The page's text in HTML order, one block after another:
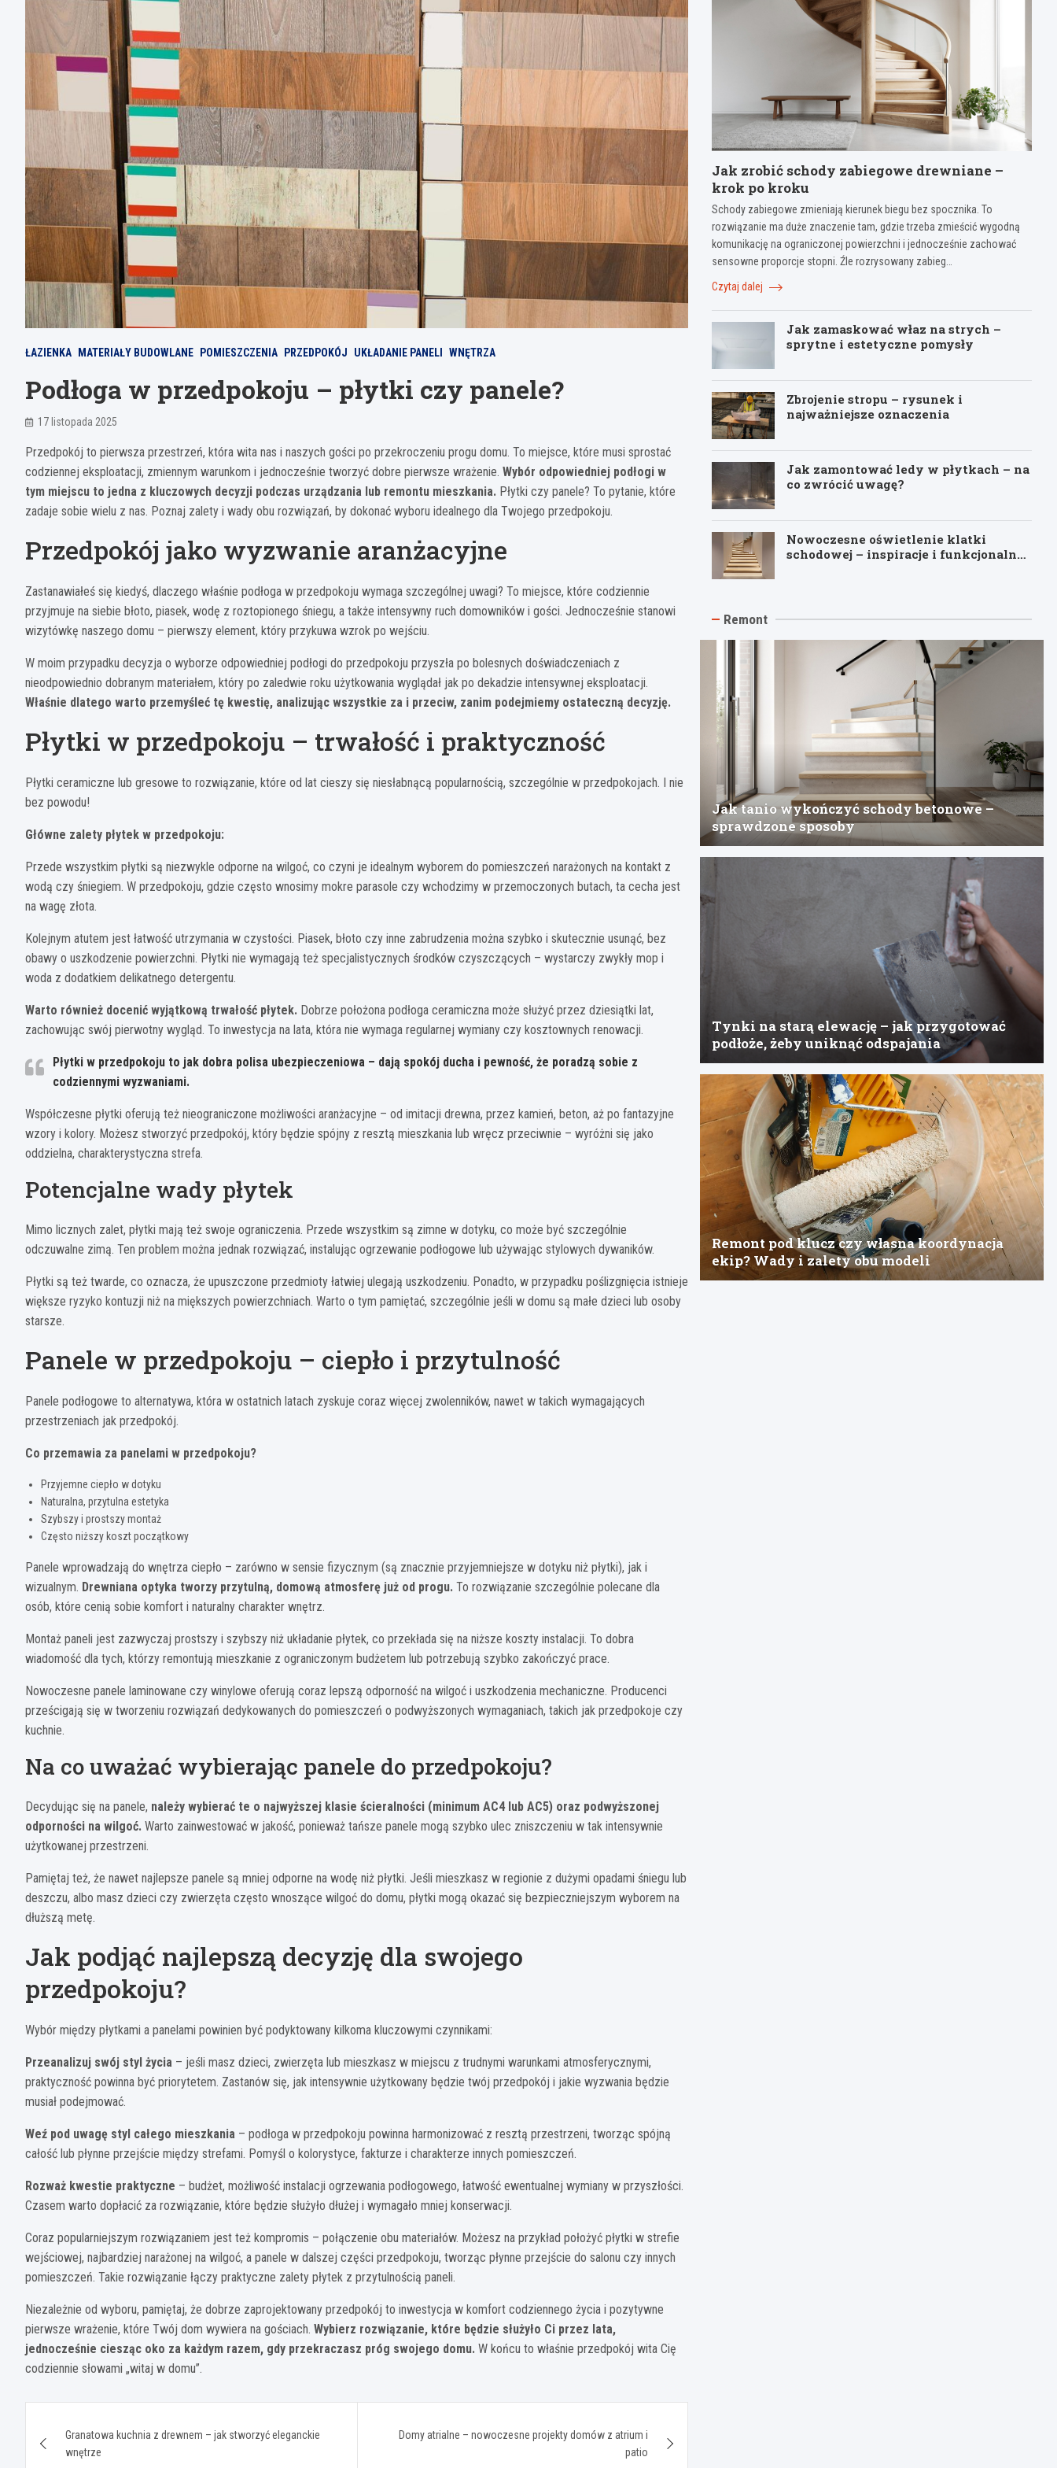
ŁAZIENKA MATERIAŁY BUDOWLANE POMIESZCZENIA PRZEDPOKÓJ UKŁADANIE PANELI WNĘTRZA
Podłoga w przedpokoju – płytki czy panele?
17 listopada 2025
Przedpokój to pierwsza przestrzeń, która wita nas i naszych gości po przekroczeniu progu domu. To miejsce, które musi sprostać
codziennej eksploatacji, zmiennym warunkom i jednocześnie tworzyć dobre pierwsze wrażenie. Wybór odpowiedniej podłogi w
tym miejscu to jedna z kluczowych decyzji podczas urządzania lub remontu mieszkania. Płytki czy panele? To pytanie, które
zadaje sobie wielu z nas. Poznaj zalety i wady obu rozwiązań, by dokonać wyboru idealnego dla Twojego przedpokoju.
Przedpokój jako wyzwanie aranżacyjne
Zastanawiałeś się kiedyś, dlaczego właśnie podłoga w przedpokoju wymaga szczególnej uwagi? To miejsce, które codziennie
przyjmuje na siebie błoto, piasek, wodę z roztopionego śniegu, a także intensywny ruch domowników i gości. Jednocześnie stanowi
wizytówkę naszego domu – pierwszy element, który przykuwa wzrok po wejściu.
W moim przypadku decyzja o wyborze odpowiedniej podłogi do przedpokoju przyszła po bolesnych doświadczeniach z
nieodpowiednio dobranym materiałem, który po zaledwie roku użytkowania wyglądał jak po dekadzie intensywnej eksploatacji.
Właśnie dlatego warto przemyśleć tę kwestię, analizując wszystkie za i przeciw, zanim podejmiemy ostateczną decyzję.
Płytki w przedpokoju – trwałość i praktyczność
Płytki ceramiczne lub gresowe to rozwiązanie, które od lat cieszy się niesłabnącą popularnością, szczególnie w przedpokojach. I nie
bez powodu!
Główne zalety płytek w przedpokoju:
Przede wszystkim płytki są niezwykle odporne na wilgoć, co czyni je idealnym wyborem do pomieszczeń narażonych na kontakt z
wodą czy śniegiem. W przedpokoju, gdzie często wnosimy mokre parasole czy wchodzimy w przemoczonych butach, ta cecha jest
na wagę złota.
Kolejnym atutem jest łatwość utrzymania w czystości. Piasek, błoto czy inne zabrudzenia można szybko i skutecznie usunąć, bez
obawy o uszkodzenie powierzchni. Płytki nie wymagają też specjalistycznych środków czyszczących – wystarczy zwykły mop i
woda z dodatkiem delikatnego detergentu.
Warto również docenić wyjątkową trwałość płytek. Dobrze położona podłoga ceramiczna może służyć przez dziesiątki lat,
zachowując swój pierwotny wygląd. To inwestycja na lata, która nie wymaga regularnej wymiany czy kosztownych renowacji.
Płytki w przedpokoju to jak dobra polisa ubezpieczeniowa – dają spokój ducha i pewność, że poradzą sobie z
codziennymi wyzwaniami.
Współczesne płytki oferują też nieograniczone możliwości aranżacyjne – od imitacji drewna, przez kamień, beton, aż po fantazyjne
wzory i kolory. Możesz stworzyć przedpokój, który będzie spójny z resztą mieszkania lub wręcz przeciwnie – wyróżni się jako
oddzielna, charakterystyczna strefa.
Potencjalne wady płytek
Mimo licznych zalet, płytki mają też swoje ograniczenia. Przede wszystkim są zimne w dotyku, co może być szczególnie
odczuwalne zimą. Ten problem można jednak rozwiązać, instalując ogrzewanie podłogowe lub używając stylowych dywaników.
Płytki są też twarde, co oznacza, że upuszczone przedmioty łatwiej ulegają uszkodzeniu. Ponadto, w przypadku poślizgnięcia istnieje
większe ryzyko kontuzji niż na miększych powierzchniach. Warto o tym pamiętać, szczególnie jeśli w domu są małe dzieci lub osoby
starsze.
Panele w przedpokoju – ciepło i przytulność
Panele podłogowe to alternatywa, która w ostatnich latach zyskuje coraz więcej zwolenników, nawet w takich wymagających
przestrzeniach jak przedpokój.
Co przemawia za panelami w przedpokoju?
Przyjemne ciepło w dotyku
Naturalna, przytulna estetyka
Szybszy i prostszy montaż
Często niższy koszt początkowy
Panele wprowadzają do wnętrza ciepło – zarówno w sensie fizycznym (są znacznie przyjemniejsze w dotyku niż płytki), jak i
wizualnym. Drewniana optyka tworzy przytulną, domową atmosferę już od progu. To rozwiązanie szczególnie polecane dla
osób, które cenią sobie komfort i naturalny charakter wnętrz.
Montaż paneli jest zazwyczaj prostszy i szybszy niż układanie płytek, co przekłada się na niższe koszty instalacji. To dobra
wiadomość dla tych, którzy remontują mieszkanie z ograniczonym budżetem lub potrzebują szybko zakończyć prace.
Nowoczesne panele laminowane czy winylowe oferują coraz lepszą odporność na wilgoć i uszkodzenia mechaniczne. Producenci
prześcigają się w tworzeniu rozwiązań dedykowanych do pomieszczeń o podwyższonych wymaganiach, takich jak przedpokoje czy
kuchnie.
Na co uważać wybierając panele do przedpokoju?
Decydując się na panele, należy wybierać te o najwyższej klasie ścieralności (minimum AC4 lub AC5) oraz podwyższonej
odporności na wilgoć. Warto zainwestować w jakość, ponieważ tańsze panele mogą szybko ulec zniszczeniu w tak intensywnie
użytkowanej przestrzeni.
Pamiętaj też, że nawet najlepsze panele są mniej odporne na wodę niż płytki. Jeśli mieszkasz w regionie z dużymi opadami śniegu lub
deszczu, albo masz dzieci czy zwierzęta często wnoszące wilgoć do domu, płytki mogą okazać się bezpieczniejszym wyborem na
dłuższą metę.
Jak podjąć najlepszą decyzję dla swojego
przedpokoju?
Wybór między płytkami a panelami powinien być podyktowany kilkoma kluczowymi czynnikami:
Przeanalizuj swój styl życia – jeśli masz dzieci, zwierzęta lub mieszkasz w miejscu z trudnymi warunkami atmosferycznymi,
praktyczność powinna być priorytetem. Zastanów się, jak intensywnie użytkowany będzie twój przedpokój i jakie wyzwania będzie
musiał podejmować.
Weź pod uwagę styl całego mieszkania – podłoga w przedpokoju powinna harmonizować z resztą przestrzeni, tworząc spójną
całość lub płynne przejście między strefami. Pomyśl o kolorystyce, fakturze i charakterze innych pomieszczeń.
Rozważ kwestie praktyczne – budżet, możliwość instalacji ogrzewania podłogowego, łatwość ewentualnej wymiany w przyszłości.
Czasem warto dopłacić za rozwiązanie, które będzie służyło dłużej i wymagało mniej konserwacji.
Coraz popularniejszym rozwiązaniem jest też kompromis – połączenie obu materiałów. Możesz na przykład położyć płytki w strefie
wejściowej, najbardziej narażonej na wilgoć, a panele w dalszej części przedpokoju, tworząc płynne przejście do salonu czy innych
pomieszczeń. Takie rozwiązanie łączy praktyczne zalety płytek z przytulnością paneli.
Niezależnie od wyboru, pamiętaj, że dobrze zaprojektowany przedpokój to inwestycja w komfort codziennego życia i pozytywne
pierwsze wrażenie, które Twój dom wywiera na gościach. Wybierz rozwiązanie, które będzie służyło Ci przez lata,
jednocześnie ciesząc oko za każdym razem, gdy przekraczasz próg swojego domu. W końcu to właśnie przedpokój wita Cię
codziennie słowami „witaj w domu”.
wpisu
Granatowa kuchnia z drewnem – jak stworzyć eleganckie
wnętrze
Domy atrialne – nowoczesne projekty domów z atrium i
patio
Jak zrobić schody zabiegowe drewniane –
krok po kroku
Schody zabiegowe zmieniają kierunek biegu bez spocznika. To
rozwiązanie ma duże znaczenie tam, gdzie trzeba zmieścić wygodną
komunikację na ograniczonej powierzchni i jednocześnie zachować
sensowne proporcje stopni. Źle rozrysowany zabieg…
Czytaj dalej
Jak zamaskować właz na strych –
sprytne i estetyczne pomysły
Zbrojenie stropu – rysunek i
najważniejsze oznaczenia
Jak zamontować ledy w płytkach – na
co zwrócić uwagę?
Nowoczesne oświetlenie klatki
schodowej – inspiracje i funkcjonalne
Remont
Jak tanio wykończyć schody betonowe –
sprawdzone sposoby
Tynki na starą elewację – jak przygotować
podłoże, żeby uniknąć odspajania
Remont pod klucz czy własna koordynacja
ekip? Wady i zalety obu modeli